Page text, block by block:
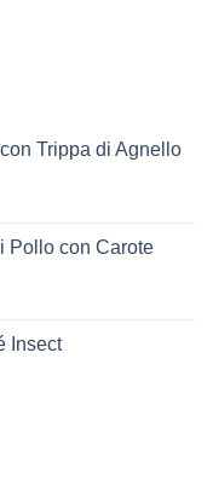
Trippa di Agnello
Pollo con Carote
Insect